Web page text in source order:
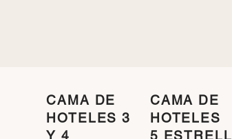
CAMA DE
HOTELES 3
Y 4
CAMA DE
HOTELES
5 ESTRELL